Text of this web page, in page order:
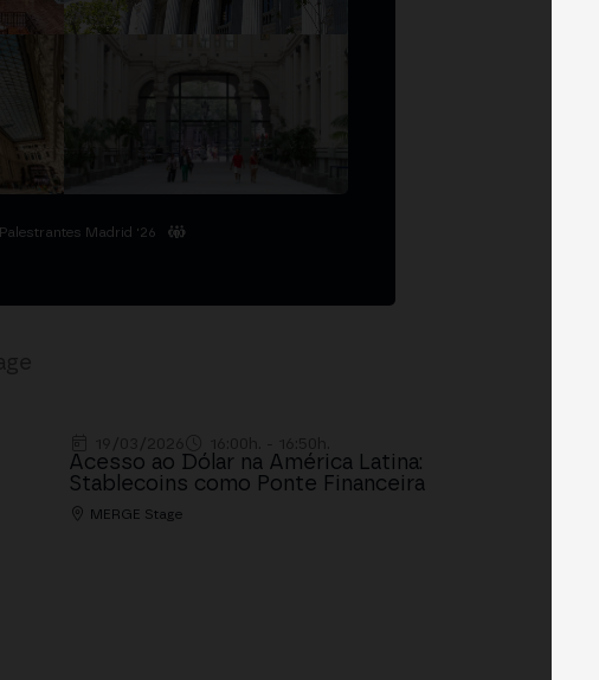
Palestrantes Madrid '26
Acesso ao Dólar na América Latina:
Stablecoins como Ponte Financeira
MERGE Stage